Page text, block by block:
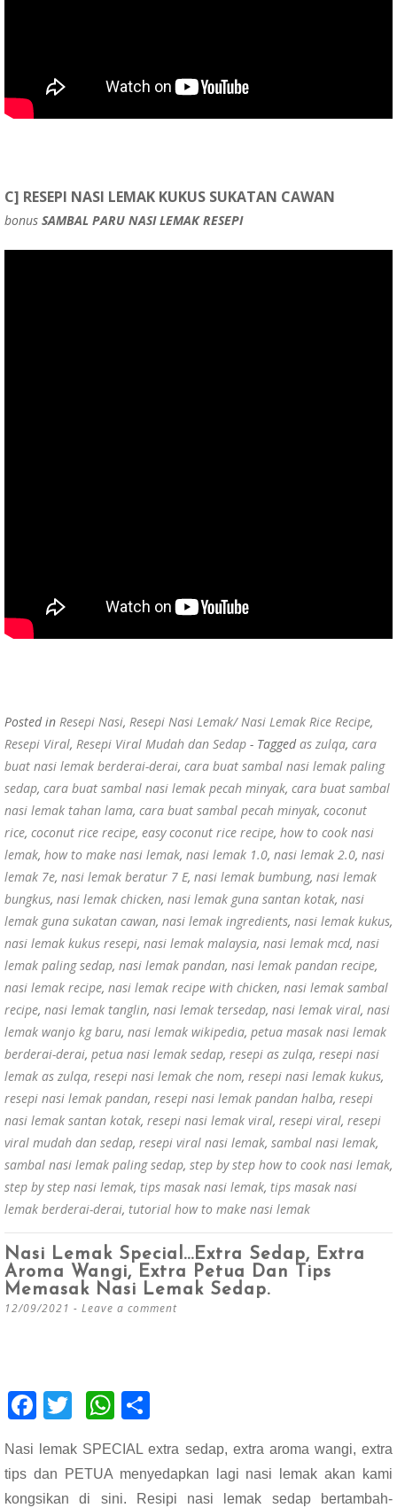
C] RESEPI NASI LEMAK KUKUS SUKATAN CAWAN
bonus SAMBAL PARU NASI LEMAK RESEPI
Posted in Resepi Nasi, Resepi Nasi Lemak/ Nasi Lemak Rice Recipe,
Resepi Viral, Resepi Viral Mudah dan Sedap - Taggedas zulqa, cara
buat nasi lemak berderai-derai, cara buat sambal nasi lemak paling
sedap, cara buat sambal nasi lemak pecah minyak, cara buat sambal
nasi lemak tahan lama, cara buat sambal pecah minyak, coconut
rice, coconut rice recipe, easy coconut rice recipe, how to cook nasi
lemak, how to make nasi lemak, nasi lemak 1.0, nasi lemak 2.0, nasi
lemak 7e, nasi lemak beratur 7 E, nasi lemak bumbung, nasi lemak
bungkus, nasi lemak chicken, nasi lemak guna santan kotak, nasi
lemak guna sukatan cawan, nasi lemak ingredients, nasi lemak kukus,
nasi lemak kukus resepi, nasi lemak malaysia, nasi lemak mcd, nasi
lemak paling sedap, nasi lemak pandan, nasi lemak pandan recipe,
nasi lemak recipe, nasi lemak recipe with chicken, nasi lemak sambal
recipe, nasi lemak tanglin, nasi lemak tersedap, nasi lemak viral, nasi
lemak wanjo kg baru, nasi lemak wikipedia, petua masak nasi lemak
berderai-derai, petua nasi lemak sedap, resepi as zulqa, resepi nasi
lemak as zulqa, resepi nasi lemak che nom, resepi nasi lemak kukus,
resepi nasi lemak pandan, resepi nasi lemak pandan halba, resepi
nasi lemak santan kotak, resepi nasi lemak viral, resepi viral, resepi
viral mudah dan sedap, resepi viral nasi lemak, sambal nasi lemak,
sambal nasi lemak paling sedap, step by step how to cook nasi lemak,
step by step nasi lemak, tips masak nasi lemak, tips masak nasi
lemak berderai-derai, tutorial how to make nasi lemak
Nasi Lemak Special…Extra Sedap, Extra
Aroma Wangi, Extra Petua Dan Tips
Memasak Nasi Lemak Sedap.
12/09/2021 Leave a comment
F
ac
e
b
T
wi
tt
er
W
h
at
s
ar
e
Nasi lemak SPECIAL extra sedap, extra aroma wangi, extra
tips dan PETUA menyedapkan lagi nasi lemak akan kami
kongsikan di sini. Resipi nasi lemak sedap bertambah-